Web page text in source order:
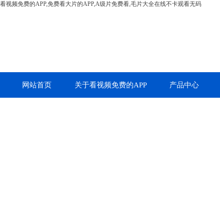
看视频免费的APP,免费看大片的APP,A级片免费看,毛片大全在线不卡观看无码
网站首页 关于看视频免费的APP 产品中心